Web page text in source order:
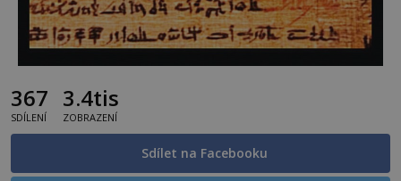
367
SDÍLENÍ
3.4tis
ZOBRAZENÍ
Sdílet na Facebooku